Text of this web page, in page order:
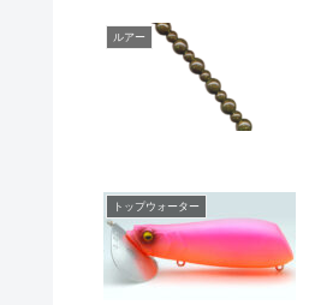
ルアー
トップウォーター